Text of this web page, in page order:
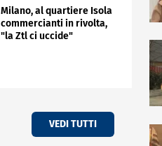
Milano, al quartiere Isola
commercianti in rivolta,
"la Ztl ci uccide"
VEDI TUTTI